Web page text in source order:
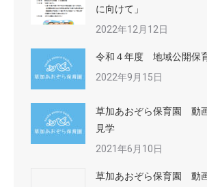
に向けて」
2022年12月12日
令和４年度 地域公開保
2022年9月15日
草加あおぞら保育園 動
見学
2021年6月10日
草加あおぞら保育園 動